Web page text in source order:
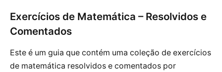
Exercícios de Matemática – Resolvidos e
Comentados
Este é um guia que contém uma coleção de exercícios
de matemática resolvidos e comentados por